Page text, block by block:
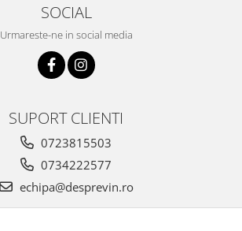
SOCIAL
Urmareste-ne in social media
SUPORT CLIENTI
0723815503
0734222577
echipa@desprevin.ro